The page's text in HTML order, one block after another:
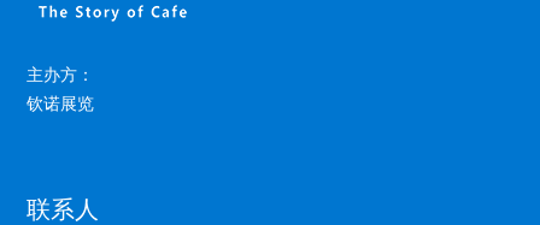
主办方：
钦诺展览
联系人